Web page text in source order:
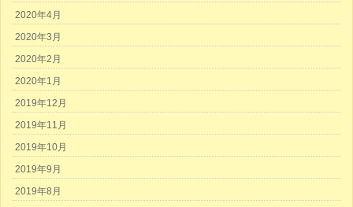
2020年4月
2020年3月
2020年2月
2020年1月
2019年12月
2019年11月
2019年10月
2019年9月
2019年8月